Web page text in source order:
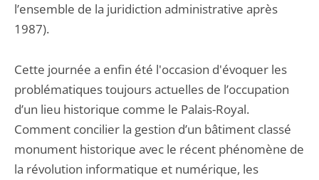
l’ensemble de la juridiction administrative après
1987).
Cette journée a enfin été l'occasion d'évoquer les
problématiques toujours actuelles de l’occupation
d’un lieu historique comme le Palais-Royal.
Comment concilier la gestion d’un bâtiment classé
monument historique avec le récent phénomène de
la révolution informatique et numérique, les